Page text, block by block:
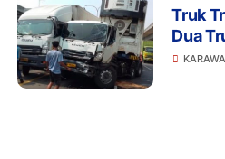
Truk
Dua